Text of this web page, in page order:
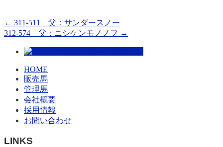
← 311-511 父：サンダースノー
312-574 父：ニシケンモノノフ →
HOME
販売馬
管理馬
会社概要
採用情報
お問い合わせ
LINKS